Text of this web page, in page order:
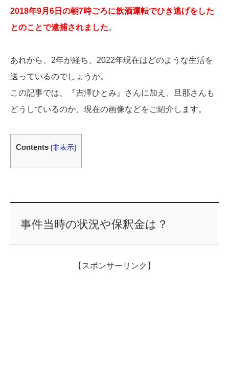
2018年9月6日の朝7時ごろに飲酒運転でひき逃げをした
とのことで逮捕されました。
あれから、2年が経ち、2022年現在はどのような生活を
送っているのでしょうか。
この記事では、『吉澤ひとみ』さんに加え、旦那さんも
どうしているのか、現在の画像などをご紹介します。
Contents [非表示]
事件当時の状況や保釈金は？
【スポンサーリンク】